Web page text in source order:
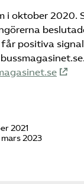
i oktober 2020.
positiva
2021
mars 2023